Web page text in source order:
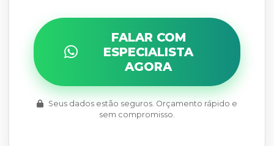
FALAR COM
ESPECIALISTA
AGORA
Seus dados estão seguros. Orçamento rápido e
sem compromisso.